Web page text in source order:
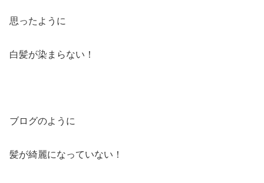
思ったように
白髪が染まらない！
ブログのように
髪が綺麗になっていない！